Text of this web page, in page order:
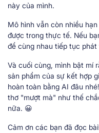
này của mình.
Mô hình vẫn còn nhiều
được trong thực tế. Nếu
để cùng nhau tiếp tục phát
Và cuối cùng, mình bật mí
sản phẩm của sự kết hợp
hoàn toàn bằng AI đâu
thơ "mượt mà" như thế
nữa. 😀
Cảm ơn các bạn đã đọc